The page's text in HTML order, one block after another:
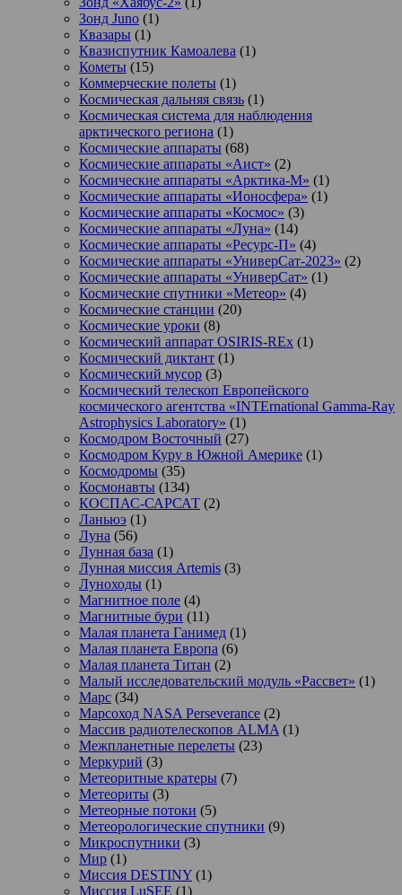
Зонд Juno (1)
Квазары (1)
Квазиспутник Камоалева (1)
Кометы (15)
Коммерческие полеты (1)
Космическая дальняя связь (1)
Космическая система для наблюдения
арктического региона (1)
Космические аппараты (68)
Космические аппараты «Аист» (2)
Космические аппараты «Арктика-М» (1)
Космические аппараты «Ионосфера» (1)
Космические аппараты «Космос» (3)
Космические аппараты «Луна» (14)
Космические аппараты «Ресурс-П» (4)
Космические аппараты «УниверСат-2023» (2)
Космические аппараты «УниверСат» (1)
Космические спутники «Метеор» (4)
Космические станции (20)
Космические уроки (8)
Космический аппарат OSIRIS-REx (1)
Космический диктант (1)
Космический мусор (3)
Космический телескоп Европейского
космического агентства «INTErnational Gamma-Ray
Astrophysics Laboratory» (1)
Космодром Восточный (27)
Космодром Куру в Южной Америке (1)
Космодромы (35)
Космонавты (134)
КОСПАС-САРСАТ (2)
Ланьюэ (1)
Луна (56)
Лунная база (1)
Лунная миссия Artemis (3)
Луноходы (1)
Магнитное поле (4)
Магнитные бури (11)
Малая планета Ганимед (1)
Малая планета Европа (6)
Малая планета Титан (2)
Малый исследовательский модуль «Рассвет» (1)
Марс (34)
Марсоход NASA Perseverance (2)
Массив радиотелескопов ALMA (1)
Межпланетные перелеты (23)
Меркурий (3)
Метеоритные кратеры (7)
Метеориты (3)
Метеорные потоки (5)
Метеорологические спутники (9)
Микроспутники (3)
Мир (1)
Миссия DESTINY (1)
Миссия LuSEE (1)